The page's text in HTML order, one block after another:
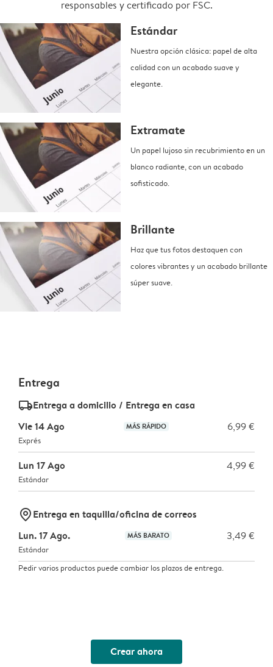
responsables y certificado por FSC.
Estándar
Nuestra opción clásica: papel de alta
calidad con un acabado suave y
elegante.
Extramate
Un papel lujoso sin recubrimiento en un
blanco radiante, con un acabado
sofisticado.
Brillante
Haz que tus fotos destaquen con
colores vibrantes y un acabado brillante
súper suave.
Entrega
delivery_standard_v2Entrega a domicilio / Entrega en casa
Vie 14 Ago
MÁS RÁPIDO 6,99 €
Exprés
Lun 17 Ago 4,99 €
Estándar
marker-pinEntrega en taquilla/oficina de correos
Lun. 17 Ago.
MÁS BARATO 3,49 €
Estándar
Pedir varios productos puede cambiar los plazos de entrega.
Crear ahora